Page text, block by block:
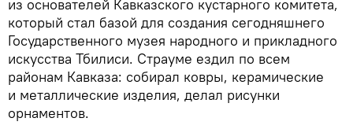
из основателей Кавказского кустарного комитета,
который стал базой для создания сегодняшнего
Государственного музея народного и прикладного
искусства Тбилиси. Страуме ездил по всем
районам Кавказа: собирал ковры, керамические
и металлические изделия, делал рисунки
орнаментов.